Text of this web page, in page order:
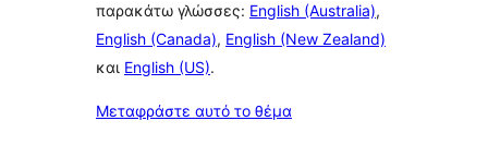
παρακάτω γλώσσες: English (Australia),
English (Canada), English (New Zealand)
και English (US).
Μεταφράστε αυτό το θέμα